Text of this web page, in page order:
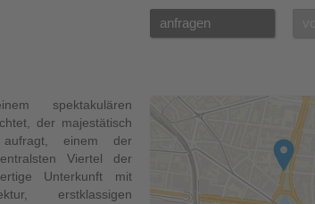
anfragen
spektakulären
der majestätisch
aufragt, einem der
Viertel der
Unterkunft mit
erstklassigen